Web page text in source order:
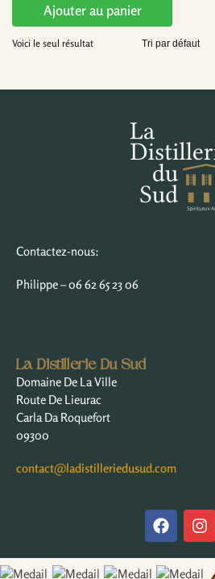
Ajouter au panier
Voici le seul résultat
Contactez-nous:
Philippe – 06 62 65 23 06
La Distillerie Du Sud
Domaine De La Ville
Route De Lieurac
Carla Da Roquefort
09300
contact@ladistilleriedusud.com